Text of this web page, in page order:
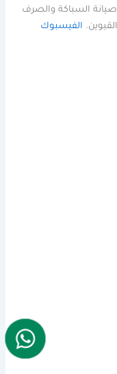
السباكة والصرف
الفيسبوك